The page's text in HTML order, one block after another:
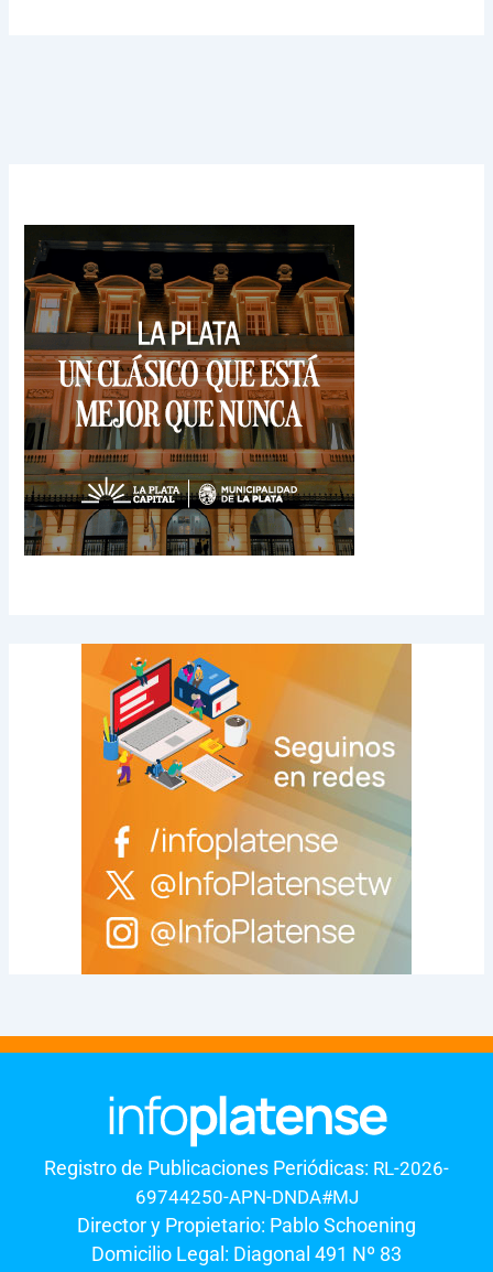
Registro de Publicaciones Periódicas: RL-2026-
69744250-APN-DNDA#MJ
Director y Propietario: Pablo Schoening
Domicilio Legal: Diagonal 491 Nº 83